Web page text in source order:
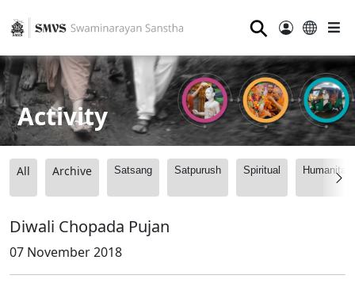
⚲
Activity
All Archive Satsang Satpurush Spiritual
Diwali Chopada Pujan
07 November 2018